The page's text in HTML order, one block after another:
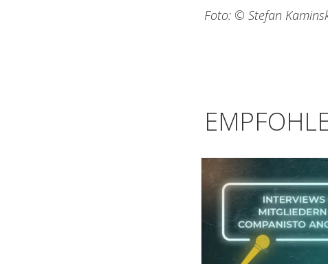
Foto: © Stefan